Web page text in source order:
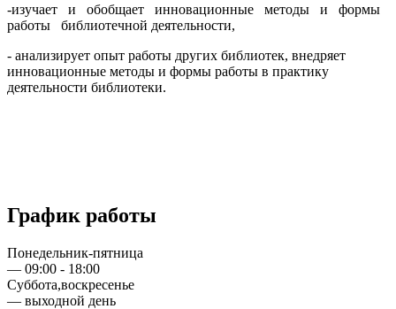
-изучает и обобщает инновационные методы и формы
работы библиотечной деятельности,
- анализирует опыт работы других библиотек, внедряет
инновационные методы и формы работы в практику
деятельности библиотеки.
График работы
Понедельник-пятница
— 09:00 - 18:00
Суббота,воскресенье
— выходной день